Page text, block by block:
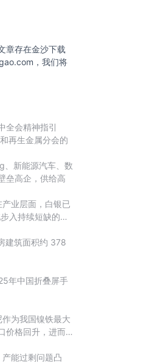
章存在金沙下载
，我们将
全会精神指引
再生金属分会的
、新能源汽车、数
垒高企，供给高
业层面，白银已
入持续短缺的新
建筑面积约 378
年中国折叠屏手
为我国镍铁最大
价格回升，进而
能过剩问题凸